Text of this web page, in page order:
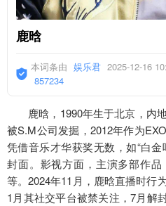
鹿晗
本词条由 娱乐君 2025-12-16
857234
鹿晗，1990年生于北京，内
被S.M公司发掘，2012年作为
凭借音乐才华获奖无数，如“白
封面。影视方面，主演多部作品
等。2024年11月，鹿晗直播时行
1月其社交平台被禁关注，7月解